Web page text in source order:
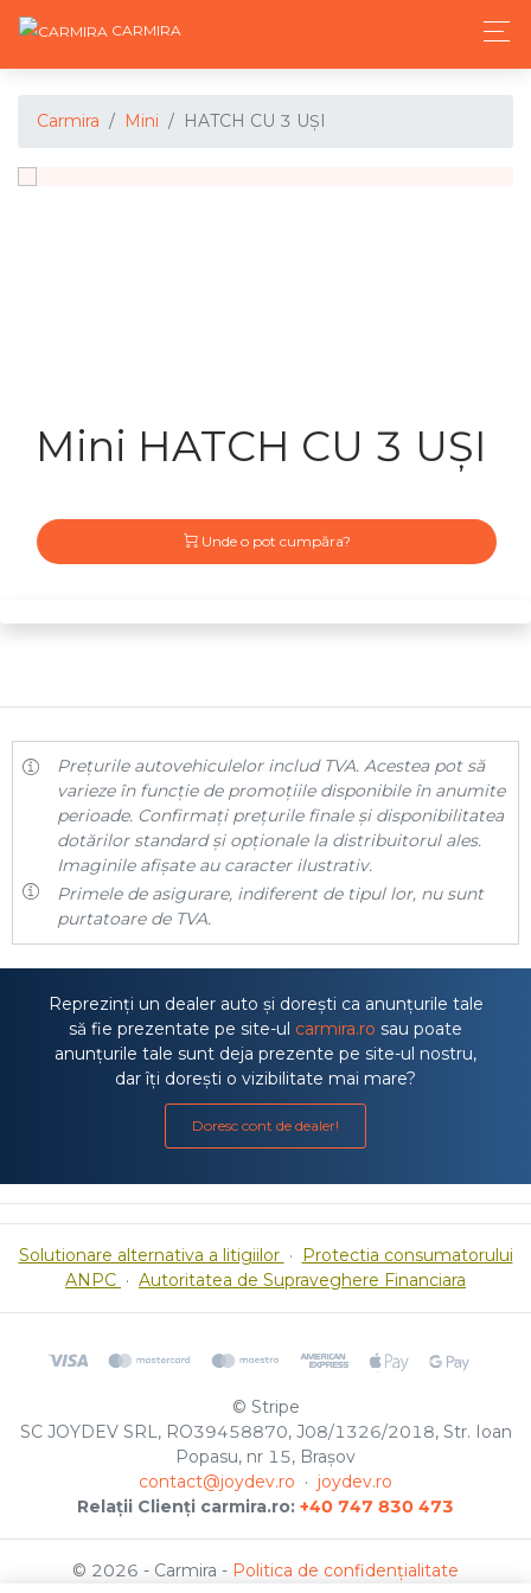
CARMIRA
Carmira Mini HATCH CU 3 UŞI
Mini HATCH CU 3 UŞI
Unde o pot cumpăra?
Prețurile autovehiculelor includ TVA. Acestea pot să
varieze în funcție de promoțiile disponibile în anumite
perioade. Confirmați prețurile finale și disponibilitatea
dotărilor standard și opționale la distribuitorul ales.
Imaginile afișate au caracter ilustrativ.
Primele de asigurare, indiferent de tipul lor, nu sunt
purtatoare de TVA.
Reprezinți un dealer auto și dorești ca anunțurile tale
să fie prezentate pe site-ul carmira.ro sau poate
anunțurile tale sunt deja prezente pe site-ul nostru,
dar îți dorești o vizibilitate mai mare?
Doresc cont de dealer!
Solutionare alternativa a litigiilor · Protectia consumatorului
ANPC · Autoritatea de Supraveghere Financiara
© Stripe
SC JOYDEV SRL, RO39458870, J08/1326/2018, Str. Ioan
Popasu, nr 15, Brașov
contact@joydev.ro · joydev.ro
Relații Clienți carmira.ro: +40 747 830 473
© 2026 - Carmira - Politica de confidențialitate